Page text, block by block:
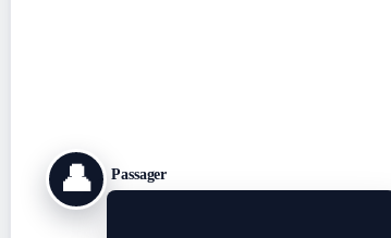
👤 Passager